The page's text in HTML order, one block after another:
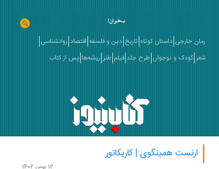
خارجی داستان کوتاه تاریخ دین و فلسفه اقتصاد روانشناسی
کودک و نوجوان طرح جلد فیلم طنز ریشه‌ها پس از کتاب
ارنست همینگوی | کاریکاتور